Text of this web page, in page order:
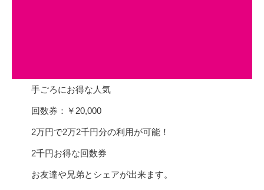
手ごろにお得な人気
回数券：￥20,000
2万円で2万2千円分の利用が可能！
2千円お得な回数券
お友達や兄弟とシェアが出来ます。